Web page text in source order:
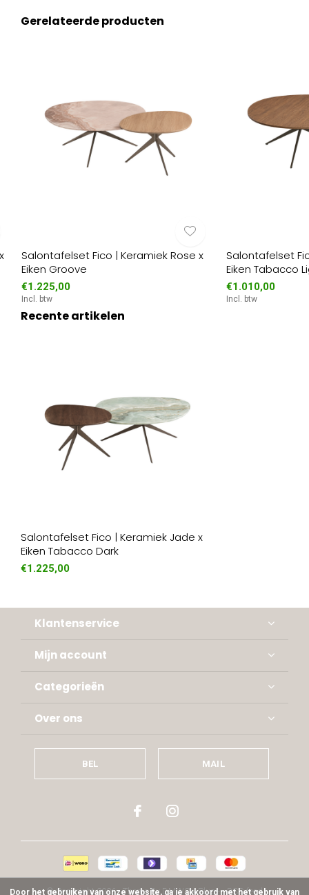
Gerelateerde producten
Salontafelset Fico | Keramiek Rose x
Eiken Groove
€1.225,00
Incl. btw
Salontafelset
Eiken Tabacco
€1.010,00
Incl. btw
Recente artikelen
Salontafelset Fico | Keramiek Jade x
Eiken Tabacco Dark
€1.225,00
Klantenservice
Mijn account
Categorieën
Over ons
BEL MAIL
© Copyright2026- Theme ByDMWSxPlus+ -RSS-feed
Door het gebruiken van onze website, ga je akkoord met het gebruik van